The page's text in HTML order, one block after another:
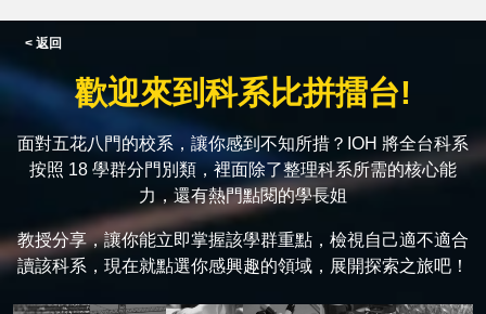
< 返回
歡迎來到科系比拼擂台!
面對五花八門的校系，讓你感到不知所措？IOH 將全台科系
按照 18 學群分門別類，裡面除了整理科系所需的核心能
力，還有熱門點閱的學長姐
教授分享，讓你能立即掌握該學群重點，檢視自己適不適合
讀該科系，現在就點選你感興趣的領域，展開探索之旅吧！